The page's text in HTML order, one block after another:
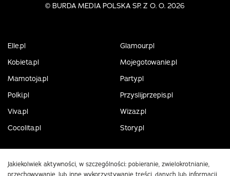
© BURDA MEDIA POLSKA SP. Z O. O. 2026
Elle.pl
Glamour.pl
Kobieta.pl
Mojegotowanie.pl
Mamotoja.pl
Party.pl
Polki.pl
Przyslijprzepis.pl
Viva.pl
Wizaz.pl
Cocolita.pl
Story.pl
Jakiekolwiek aktywności, w szczególności: pobieranie, zwielokrotnianie,
przechowywanie, lub inne wykorzystywanie treści, danych lub informacji